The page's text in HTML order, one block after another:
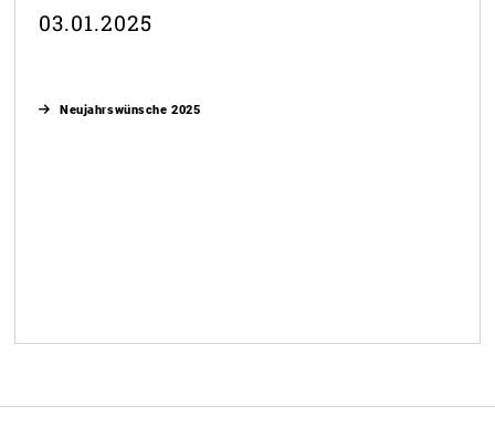
03.01.2025
Neujahrswünsche 2025